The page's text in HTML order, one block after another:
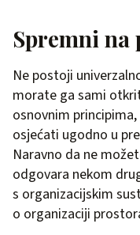
Spremni na
Ne postoji
morate ga sami
osnovnim
osjećati ugodno u
Naravno da ne
odgovara nekom
s organizacijskim
o organizaciji